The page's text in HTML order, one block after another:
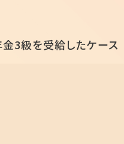
3級を受給したケース